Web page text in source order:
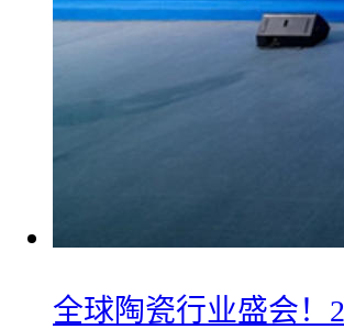
全球陶瓷行业盛会！